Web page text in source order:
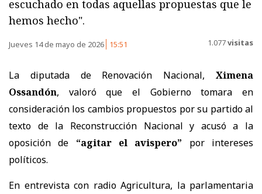
escuchado en todas aquellas propuestas que le
hemos hecho".
Jueves 14 de mayo de 2026 15:51 1.077visitas
La diputada de Renovación Nacional, Ximena
Ossandón, valoró que el Gobierno tomara en
consideración los cambios propuestos por su partido al
texto de la Reconstrucción Nacional y acusó a la
oposición de “agitar el avispero” por intereses
políticos.
En entrevista con radio Agricultura, la parlamentaria